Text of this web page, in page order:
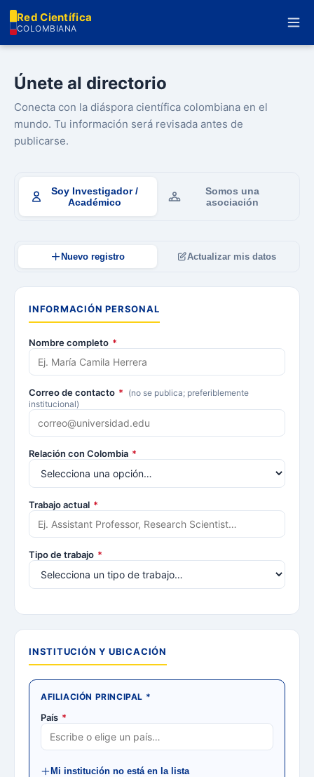
Red Científica
COLOMBIANA
Únete al directorio
Conecta con la diáspora científica colombiana en el
mundo. Tu información será revisada antes de
publicarse.
Soy Investigador /
Académico
Somos una
asociación
Nuevo registro Actualizar mis datos
INFORMACIÓN PERSONAL
Nombre completo *
Correo de contacto * (no se publica; preferiblemente
institucional)
Relación con Colombia *
Trabajo actual *
Tipo de trabajo *
INSTITUCIÓN Y UBICACIÓN
AFILIACIÓN PRINCIPAL *
País *
Mi institución no está en la lista